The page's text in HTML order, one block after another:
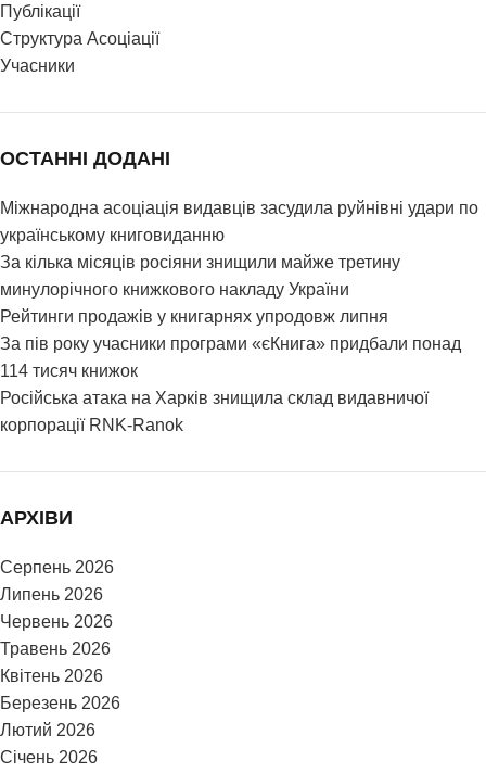
Публікації
Структура Асоціації
Учасники
ОСТАННІ ДОДАНІ
Міжнародна асоціація видавців засудила руйнівні удари по
українському книговиданню
За кілька місяців росіяни знищили майже третину
минулорічного книжкового накладу України
Рейтинги продажів у книгарнях упродовж липня
За пів року учасники програми «єКнига» придбали понад
114 тисяч книжок
Російська атака на Харків знищила склад видавничої
корпорації RNK-Ranok
АРХІВИ
Серпень 2026
Липень 2026
Червень 2026
Травень 2026
Квітень 2026
Березень 2026
Лютий 2026
Січень 2026